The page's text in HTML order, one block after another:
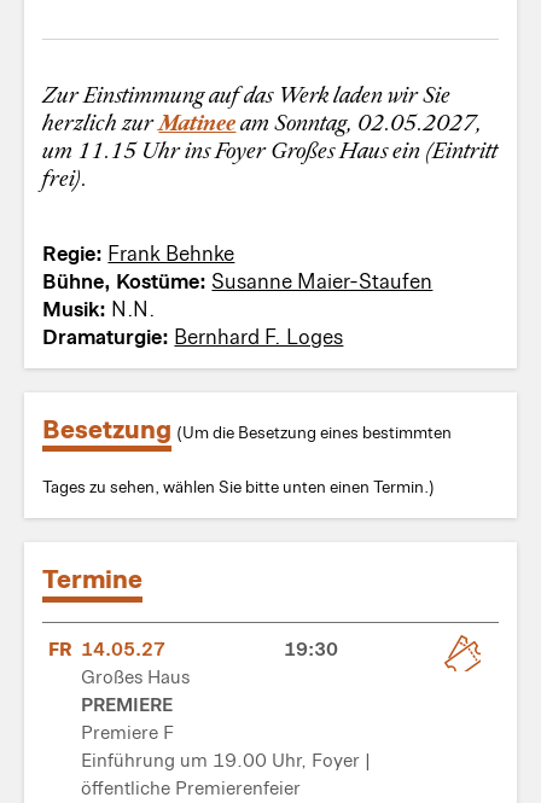
Zur Einstimmung auf das Werk laden wir Sie
herzlich zurMatineeam Sonntag, 02.05.2027,
um 11.15 Uhr ins Foyer Großes Haus ein (Eintritt
frei).
Regie: Frank Behnke
Bühne, Kostüme: Susanne Maier-Staufen
Musik: N.N.
Dramaturgie: Bernhard F. Loges
Besetzung (Um die Besetzung eines bestimmten
Tages zu sehen, wählen Sie bitte unten einen Termin.)
Termine
FR 14.05.27
19:30
Großes Haus
PREMIERE
Premiere F
Einführung um 19.00 Uhr, Foyer |
öffentliche Premierenfeier